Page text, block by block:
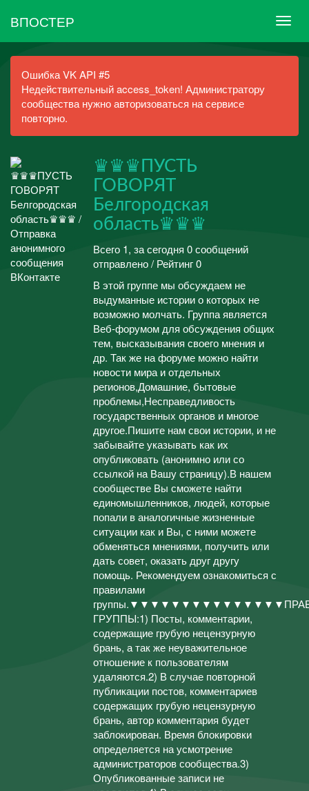
ВПОСТЕР
Ошибка VK API #5
Недействительный access_token! Администратору
сообщества нужно авторизоваться на сервисе
повторно.
♛♛♛ПУСТЬ
ГОВОРЯТ
Белгородская
область♛♛♛
Всего 1, за сегодня 0 сообщений
отправлено / Рейтинг 0
В этой группе мы обсуждаем не
выдуманные истории о которых не
возможно молчать. Группа является
Веб-форумом для обсуждения общих
тем, высказывания своего мнения и
др. Так же на форуме можно найти
новости мира и отдельных
регионов,Домашние, бытовые
проблемы,Несправедливость
государственных органов и многое
другое.Пишите нам свои истории, и не
забывайте указывать как их
опубликовать (анонимно или со
ссылкой на Вашу страницу).В нашем
сообществе Вы сможете найти
единомышленников, людей, которые
попали в аналогичные жизненные
ситуации как и Вы, с ними можете
обменяться мнениями, получить или
дать совет, оказать друг другу
помощь. Рекомендуем ознакомиться с
правилами
ГРУППЫ:1) Посты, комментарии,
содержащие грубую нецензурную
брань, а так же неуважительное
отношение к пользователям
удаляются.2) В случае повторной
публикации постов, комментариев
содержащих грубую нецензурную
брань, автор комментария будет
заблокирован. Время блокировки
определяется на усмотрение
администраторов сообщества.3)
Опубликованные записи не